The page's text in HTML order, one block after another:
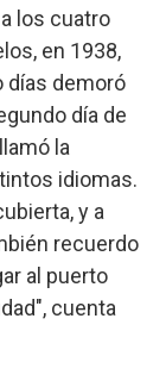
los cuatro
en 1938,
días demoró
día de
la
idiomas.
y a
recuerdo
al puerto
cuenta